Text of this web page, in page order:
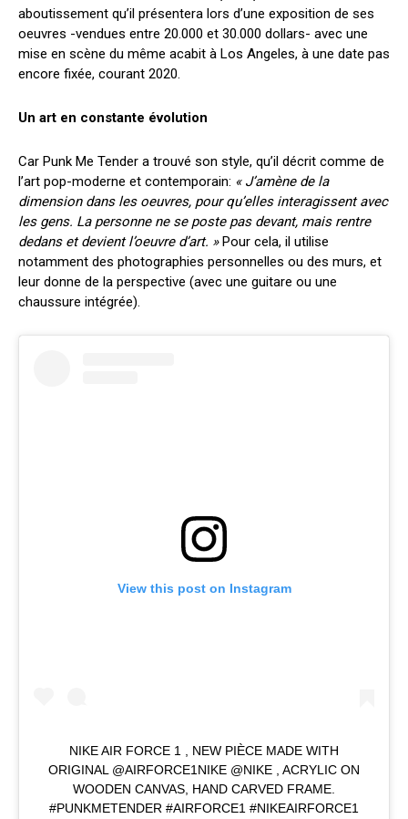
aboutissement qu’il présentera lors d’une exposition de ses
oeuvres -vendues entre 20.000 et 30.000 dollars- avec une
mise en scène du même acabit à Los Angeles, à une date pas
encore fixée, courant 2020.
Un art en constante évolution
Car Punk Me Tender a trouvé son style, qu’il décrit comme de
l’art pop-moderne et contemporain: « J’amène de la
dimension dans les oeuvres, pour qu’elles interagissent avec
les gens. La personne ne se poste pas devant, mais rentre
dedans et devient l’oeuvre d’art. »Pour cela, il utilise
notamment des photographies personnelles ou des murs, et
leur donne de la perspective (avec une guitare ou une
chaussure intégrée).
View this post on Instagram
NIKE AIR FORCE 1 , NEW PIÈCE MADE WITH
ORIGINAL @AIRFORCE1NIKE @NIKE , ACRYLIC ON
WOODEN CANVAS, HAND CARVED FRAME.
#PUNKMETENDER #AIRFORCE1 #NIKEAIRFORCE1